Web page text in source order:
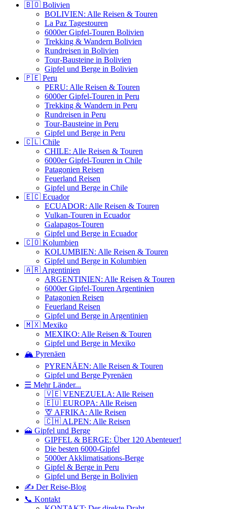
🇧🇴 Bolivien
BOLIVIEN: Alle Reisen & Touren
La Paz Tagestouren
6000er Gipfel-Touren Bolivien
Trekking & Wandern Bolivien
Rundreisen in Bolivien
Tour-Bausteine in Bolivien
Gipfel und Berge in Bolivien
🇵🇪 Peru
PERU: Alle Reisen & Touren
6000er Gipfel-Touren in Peru
Trekking & Wandern in Peru
Rundreisen in Peru
Tour-Bausteine in Peru
Gipfel und Berge in Peru
🇨🇱 Chile
CHILE: Alle Reisen & Touren
6000er Gipfel-Touren in Chile
Patagonien Reisen
Feuerland Reisen
Gipfel und Berge in Chile
🇪🇨 Ecuador
ECUADOR: Alle Reisen & Touren
Vulkan-Touren in Ecuador
Galapagos-Touren
Gipfel und Berge in Ecuador
🇨🇴 Kolumbien
KOLUMBIEN: Alle Reisen & Touren
Gipfel und Berge in Kolumbien
🇦🇷 Argentinien
ARGENTINIEN: Alle Reisen & Touren
6000er Gipfel-Touren Argentinien
Patagonien Reisen
Feuerland Reisen
Gipfel und Berge in Argentinien
🇲🇽 Mexiko
MEXIKO: Alle Reisen & Touren
Gipfel und Berge in Mexiko
🏔️ Pyrenäen
PYRENÄEN: Alle Reisen & Touren
Gipfel und Berge Pyrenäen
☰ Mehr Länder...
🇻🇪 VENEZUELA: Alle Reisen
🇪🇺 EUROPA: Alle Reisen
🦒 AFRIKA: Alle Reisen
🇨🇭 ALPEN: Alle Reisen
🗻 Gipfel und Berge
GIPFEL & BERGE: Über 120 Abenteuer!
Die besten 6000-Gipfel
5000er Akklimatisations-Berge
Gipfel & Berge in Peru
Gipfel und Berge in Bolivien
✍️ Der Reise-Blog
📞 Kontakt